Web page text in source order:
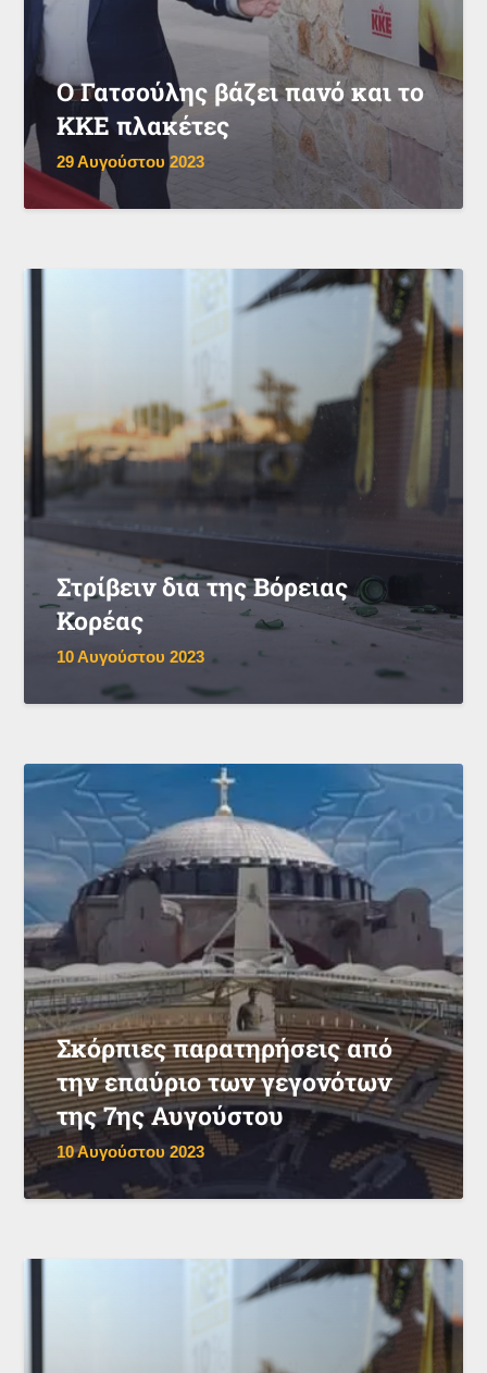
Ο Γατσούλης βάζει πανό και το
ΚΚΕ πλακέτες
29 Αυγούστου 2023
Στρίβειν δια της Βόρειας
Κορέας
10 Αυγούστου 2023
Σκόρπιες παρατηρήσεις από
την επαύριο των γεγονότων
της 7ης Αυγούστου
10 Αυγούστου 2023